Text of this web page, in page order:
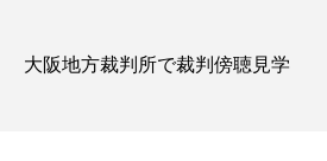
大阪地方裁判所で裁判傍聴見学